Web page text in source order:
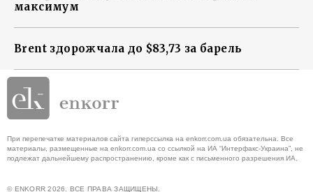
максимум
Brent здорожчала до $83,73 за барель
При перепечатке материалов сайта гиперссылка на enkorr.com.ua обязательна. Все
материалы, размещенные на enkorr.com.ua со ссылкой на ИА “Интерфакс-Украина”, не
подлежат дальнейшему распространению, кроме как с письменного разрешения ИА.
© ENKORR 2026. ВСЕ ПРАВА ЗАЩИЩЕНЫ.